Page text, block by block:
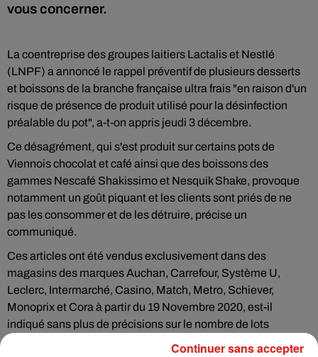
vous concerner.
La coentreprise des groupes laitiers Lactalis et Nestlé
(LNPF) a annoncé le rappel préventif de plusieurs desserts
et boissons de la branche française ultra frais "en raison d'un
risque de présence de produit utilisé pour la désinfection
préalable du pot", a-t-on appris jeudi 3 décembre.
Ce désagrément, qui s'est produit sur certains pots de
Viennois chocolat et café ainsi que des boissons des
gammes Nescafé Shakissimo et Nesquik Shake, provoque
notamment un goût piquant et les clients sont priés de ne
pas les consommer et de les détruire, précise un
communiqué.
Ces articles ont été vendus exclusivement dans des
magasins des marques Auchan, Carrefour, Système U,
Leclerc, Intermarché, Casino, Match, Metro, Schiever,
Monoprix et Cora à partir du 19 Novembre 2020, est-il
indiqué sans plus de précisions sur le nombre de lots
Continuer sans accepter